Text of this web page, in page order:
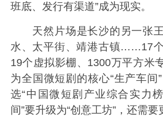
班底、发行有渠道”成为现实。
天然片场是长沙的另一张王
水、太平街、靖港古镇……17个
19个虚拟影棚、1300万平方米
为全国微短剧的核心“生产车间
选“中国微短剧产业综合实力
间”要升级为“创意工坊”，还需要